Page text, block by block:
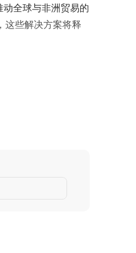
全球与非洲贸易的
这些解决方案将释